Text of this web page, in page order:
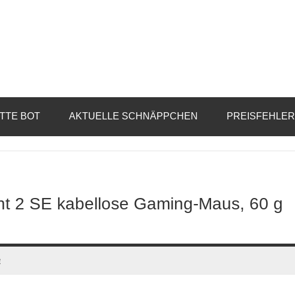
BOT AKTUELLE SCHNÄPPCHEN
2 SE kabellose Gaming-Maus, 60 g